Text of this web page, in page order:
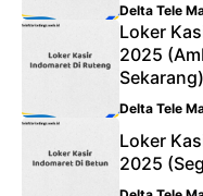
Delta Tele
Loker
2025
Sekarang)
Delta Tele
Loker
2025